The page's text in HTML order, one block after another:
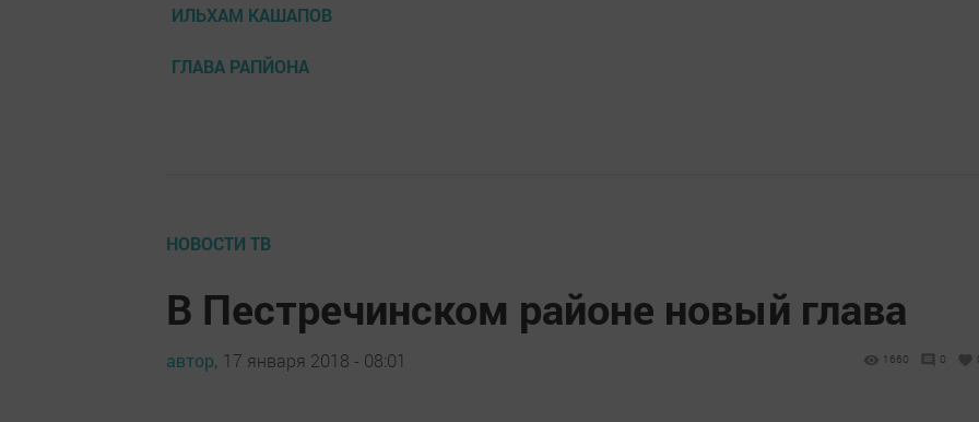
ИЛЬХАМ КАШАПОВ
ГЛАВА РАПЙОНА
НОВОСТИ ТВ
В Пестречинском районе новый глава
автор, 17 января 2018 - 08:01 1660 0